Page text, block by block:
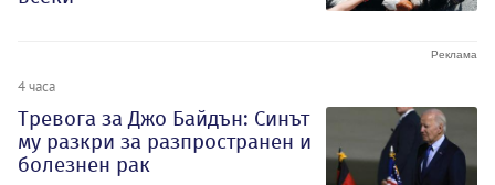
4 часа
Тревога за Джо Байдън: Синът
му разкри за разпространен и
болезнен рак